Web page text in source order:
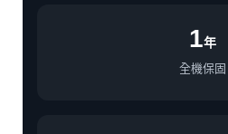
1年
全機保固